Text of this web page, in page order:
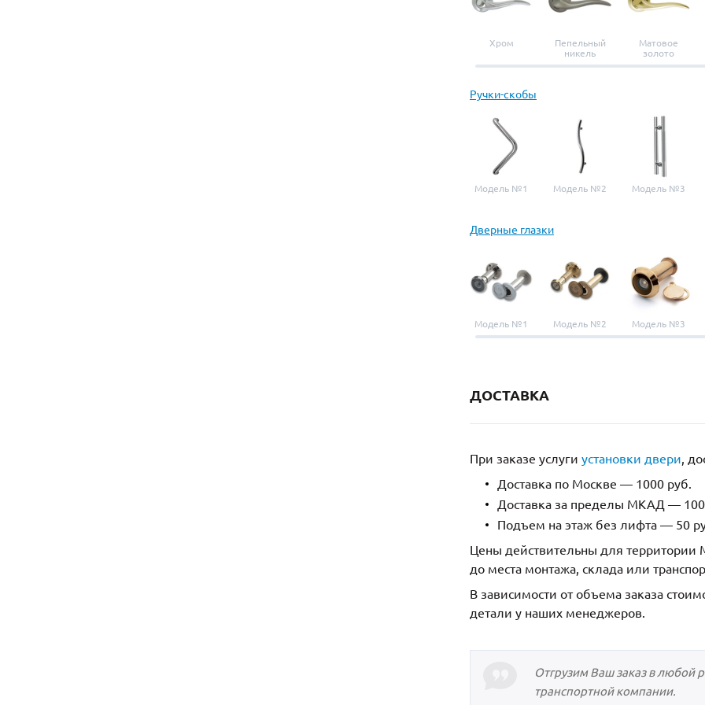
Хром
Пепельный
никель
Матовое
золото
Ручки-скобы
Модель №1 Модель №2 Модель №3
Дверные глазки
Модель №1 Модель №2 Модель №3
ДОСТАВКА
При заказе услуги установки двери,
Доставка по Москве — 1000 руб.
Доставка за пределы МКАД —
Подъем на этаж без лифта — 50
Цены действительны для территории
до места монтажа, склада или
В зависимости от объема заказа
детали у наших менеджеров.
Отгрузим Ваш заказ в любой
транспортной компании.